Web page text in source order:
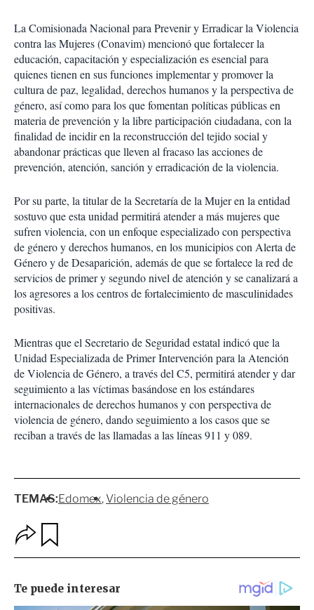
La Comisionada Nacional para Prevenir y Erradicar la Violencia
contra las Mujeres (Conavim) mencionó que fortalecer la
educación, capacitación y especialización es esencial para
quienes tienen en sus funciones implementar y promover la
cultura de paz, legalidad, derechos humanos y la perspectiva de
género, así como para los que fomentan políticas públicas en
materia de prevención y la libre participación ciudadana, con la
finalidad de incidir en la reconstrucción del tejido social y
abandonar prácticas que lleven al fracaso las acciones de
prevención, atención, sanción y erradicación de la violencia.
Por su parte, la titular de la Secretaría de la Mujer en la entidad
sostuvo que esta unidad permitirá atender a más mujeres que
sufren violencia, con un enfoque especializado con perspectiva
de género y derechos humanos, en los municipios con Alerta de
Género y de Desaparición, además de que se fortalece la red de
servicios de primer y segundo nivel de atención y se canalizará a
los agresores a los centros de fortalecimiento de masculinidades
positivas.
Mientras que el Secretario de Seguridad estatal indicó que la
Unidad Especializada de Primer Intervención para la Atención
de Violencia de Género, a través del C5, permitirá atender y dar
seguimiento a las víctimas basándose en los estándares
internacionales de derechos humanos y con perspectiva de
violencia de género, dando seguimiento a los casos que se
reciban a través de las llamadas a las líneas 911 y 089.
TEMAS:Edomex Violencia de género
p
i
r